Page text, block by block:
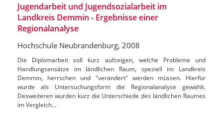
Jugendarbeit und Jugendsozialarbeit im
Landkreis Demmin - Ergebnisse einer
Regionalanalyse
Hochschule Neubrandenburg, 2008
Die Diplomarbeit soll kurz aufzeigen, welche Probleme und
Handlungsansätze im ländlichen Raum, speziell im Landkreis
Demmin, herrschen und "verändert" werden müssen. Hierfür
wurde als Untersuchungsform die Regionalanalyse gewählt.
Desweiteren wurden kurz die Unterschiede des ländlichen Raumes
im Vergleich…